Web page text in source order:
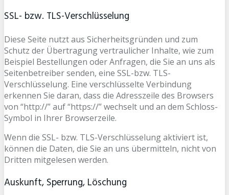
SSL- bzw. TLS-Verschlüsselung
Diese Seite nutzt aus Sicherheitsgründen und zum
Schutz der Übertragung vertraulicher Inhalte, wie zum
Beispiel Bestellungen oder Anfragen, die Sie an uns als
Seitenbetreiber senden, eine SSL-bzw. TLS-
Verschlüsselung. Eine verschlüsselte Verbindung
erkennen Sie daran, dass die Adresszeile des Browsers
von “http://” auf “https://” wechselt und an dem Schloss-
Symbol in Ihrer Browserzeile.
Wenn die SSL- bzw. TLS-Verschlüsselung aktiviert ist,
können die Daten, die Sie an uns übermitteln, nicht von
Dritten mitgelesen werden.
Auskunft, Sperrung, Löschung